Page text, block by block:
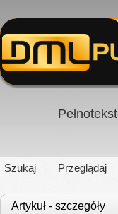
Szukaj Przeglądaj
Artykuł - szczegóły